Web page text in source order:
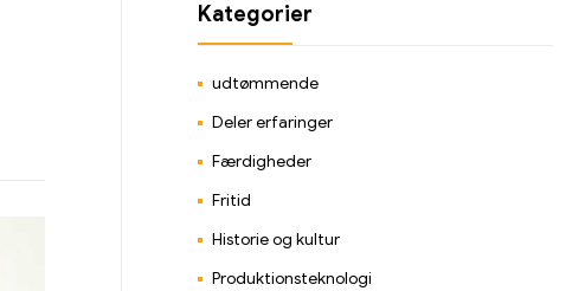
Kategorier
udtømmende
Deler erfaringer
Færdigheder
Fritid
Historie og kultur
Produktionsteknologi